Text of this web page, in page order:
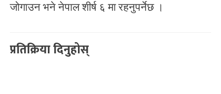
जोगाउन भने नेपाल शीर्ष ६ मा रहनुपर्नेछ ।
प्रतिक्रिया दिनुहोस्